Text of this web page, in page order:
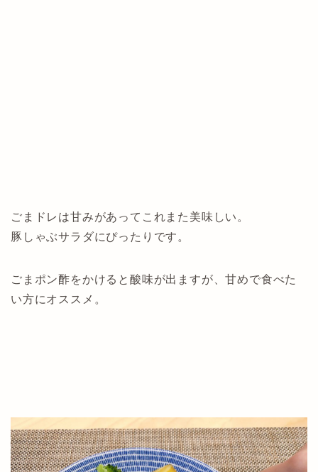
ごまドレは甘みがあってこれまた美味しい。
豚しゃぶサラダにぴったりです。
ごまポン酢をかけると酸味が出ますが、甘めで食べた
い方にオススメ。